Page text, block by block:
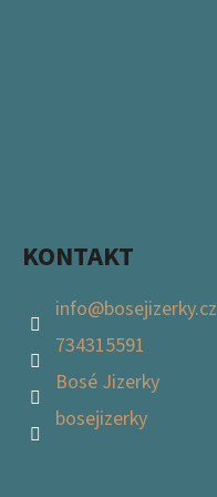
KONTAKT
info@bosejizerky.cz
734315591
Bosé Jizerky
bosejizerky